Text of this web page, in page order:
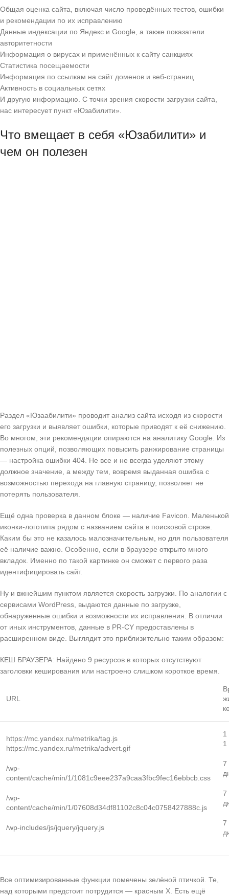
Общая оценка сайта, включая число проведённых тестов, ошибки
и рекомендации по их исправлению
Данные индексации по Яндекс и Google, а также показатели
авторитетности
Информация о вирусах и применённых к сайту санкциях
Статистика посещаемости
Информация по ссылкам на сайт доменов и веб-страниц
Активность в социальных сетях
И другую информацию. С точки зрения скорости загрузки сайта,
нас интересует пункт «Юзабилити».
Что вмещает в себя «Юзабилити» и
чем он полезен
Раздел «Юзаабилити» проводит анализ сайта исходя из скорости
его загрузки и выявляет ошибки, которые приводят к её снижению.
Во многом, эти рекомендации опираются на аналитику Google. Из
полезных опций, позволяющих повысить ранжирование страницы
— настройка ошибки 404. Не все и не всегда уделяют этому
должное значение, а между тем, вовремя выданная ошибка с
возможностью перехода на главную страницу, позволяет не
потерять пользователя.
Ещё одна проверка в данном блоке — наличие Favicon. Маленькой
иконки-логотипа рядом с названием сайта в поисковой строке.
Каким бы это не казалось малозначительным, но для пользователя
её наличие важно. Особенно, если в браузере открыто много
вкладок. Именно по такой картинке он сможет с первого раза
идентифицировать сайт.
Ну и вжнейшим пунктом является скорость загрузки. По аналогии с
сервисами WordPress, выдаются данные по загрузке,
обнаруженные ошибки и возможности их исправления. В отличии
от иных инструментов, данные в PR-CY предоставлены в
расширенном виде. Выглядит это приблизительно таким образом:
КЕШ БРАУЗЕРА: Найдено 9 ресурсов в которых отсутствуют
заголовки кеширования или настроено слишком короткое время.
URL
https://mc.yandex.ru/metrika/tag.js
https://mc.yandex.ru/metrika/advert.gif
/wp-
content/cache/min/1/1081c9eee237a9caa3fbc9fec16ebbcb.css
/wp-
content/cache/min/1/07608d34df81102c8c04c0758427888c.js
/wp-includes/js/jquery/jquery.js
1
1
7
7
7
Все оптимизированные функции помечены зелёной птичкой. Те,
над которыми предстоит потрудится — красным Х. Есть ещё